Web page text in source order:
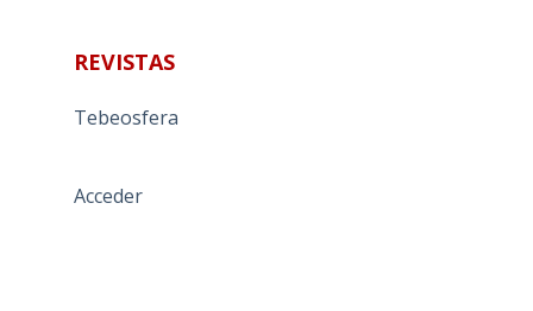
REVISTAS
Tebeosfera
Acceder